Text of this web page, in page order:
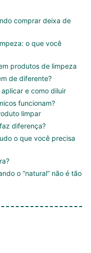
comprar deixa de
o que você
produtos de limpeza
de diferente?
e como diluir
funcionam?
limpar
diferença?
o que você precisa
o “natural” não é tão